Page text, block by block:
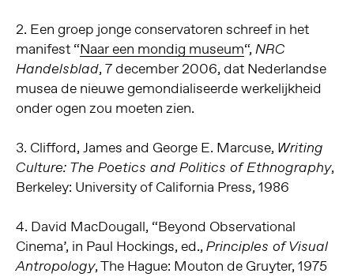
2. Een groep jonge conservatoren schreef in het
manifest “Naar een mondig museum“, NRC
Handelsblad, 7 december 2006, dat Nederlandse
musea de nieuwe gemondialiseerde werkelijkheid
onder ogen zou moeten zien.
3. Clifford, James and George E. Marcuse, Writing
Culture: The Poetics and Politics of Ethnography,
Berkeley: University of California Press, 1986
4. David MacDougall, “Beyond Observational
Cinema’, in Paul Hockings, ed., Principles of Visual
Antropology, The Hague: Mouton de Gruyter, 1975